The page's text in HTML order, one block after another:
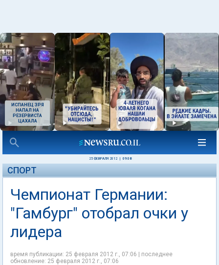
ИСПАНЕЦ ЗРЯ
НАПАЛ НА
РЕЗЕРВИСТА
ЦАХАЛА
25 ФЕВРАЛЯ 2012 09:08
СПОРТ
Чемпионат Германии:
"Гамбург" отобрал очки у
лидера
время публикации: 25 февраля 2012 г., 07:06 | последнее
обновление: 25 февраля 2012 г., 07:06